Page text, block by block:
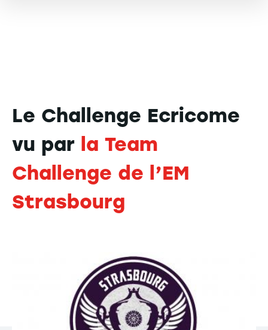
Le Challenge Ecricome
vu par la Team
Challenge de l’EM
Strasbourg